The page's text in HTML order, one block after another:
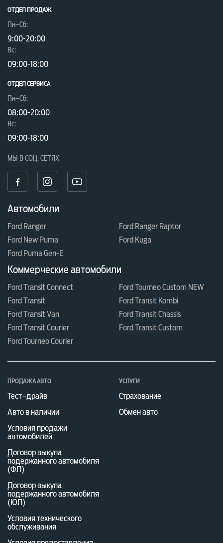
ОТДЕЛ ПРОДАЖ
Пн–Сб:
9:00-20:00
Вc:
09:00-18:00
ОТДЕЛ CЕРВИСА
Пн–Сб:
08:00-20:00
Вc:
09:00-18:00
МЫ В СОЦ. СЕТЯХ
Автомобили
Ford Ranger
Ford Ranger Raptor
Ford New Puma
Ford Kuga
Ford Puma Gen-E
Коммерческие автомобили
Ford Transit Connect
Ford Tourneo Custom NEW
Ford Transit
Ford Transit Kombi
Ford Transit Van
Ford Transit Chassis
Ford Transit Courier
Ford Transit Custom
Ford Tourneo Courier
ПРОДАЖА АВТО
Тест–драйв
Авто в наличии
Условия продажи
автомобилей
Договор выкупа
подержанного автомобиля
(ФЛ)
Договор выкупа
подержанного автомобиля
(ЮЛ)
Условия технического
обслуживания
УСЛУГИ
Страхование
Обмен авто